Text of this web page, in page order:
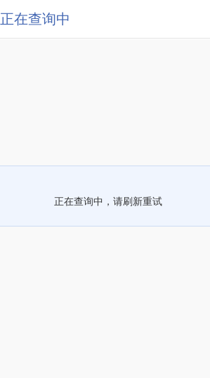
正在查询中
正在查询中，请刷新重试